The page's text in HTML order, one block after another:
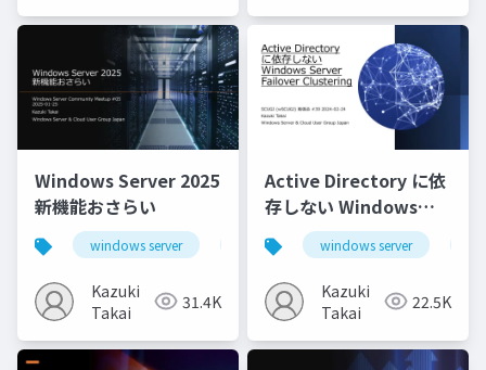
Windows Server 2025
新機能おさらい
windows server windows server 2025 hotpatch
Kazuki
Takai
31.4K
Active Directory に依
存しない Windows
Server Failover
Clustering
windows server
Kazuki
Takai
22.5K